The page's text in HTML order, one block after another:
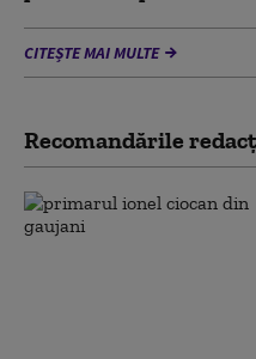
CITEȘTE MAI MULTE
Recomandările